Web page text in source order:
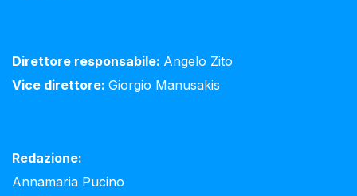
Direttore responsabile: Angelo Zito
Vice direttore: Giorgio Manusakis
Redazione:
Annamaria Pucino